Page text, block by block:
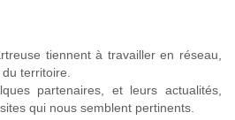
tiennent à travailler en réseau,
territoire.
partenaires, et leurs actualités,
qui nous semblent pertinents.